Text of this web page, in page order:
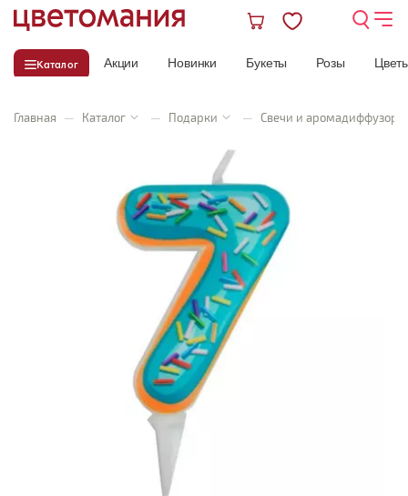
Каталог Акции Новинки Букеты Розы
Главная — Каталог — Подарки — Свечи и аромадиффузоры